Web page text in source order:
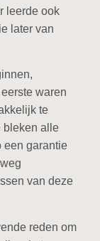
leerde ook
later van
waren
te
bleken alle
een garantie
van deze
reden om